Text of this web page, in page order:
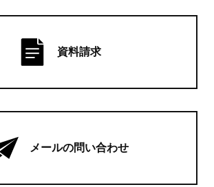
資料請求
メールの問い合わせ